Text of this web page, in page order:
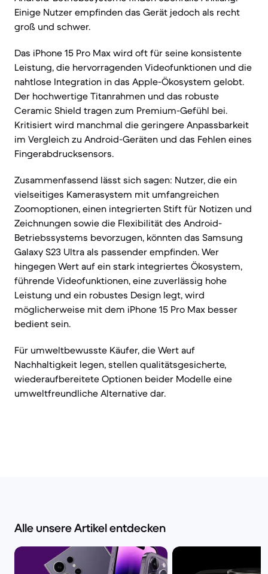
Einige Nutzer empfinden das Gerät jedoch als recht
groß und schwer.
Das iPhone 15 Pro Max wird oft für seine konsistente
Leistung, die hervorragenden Videofunktionen und die
nahtlose Integration in das Apple-Ökosystem gelobt.
Der hochwertige Titanrahmen und das robuste
Ceramic Shield tragen zum Premium-Gefühl bei.
Kritisiert wird manchmal die geringere Anpassbarkeit
im Vergleich zu Android-Geräten und das Fehlen eines
Fingerabdrucksensors.
Zusammenfassend lässt sich sagen: Nutzer, die ein
vielseitiges Kamerasystem mit umfangreichen
Zoomoptionen, einen integrierten Stift für Notizen und
Zeichnungen sowie die Flexibilität des Android-
Betriebssystems bevorzugen, könnten das Samsung
Galaxy S23 Ultra als passender empfinden. Wer
hingegen Wert auf ein stark integriertes Ökosystem,
führende Videofunktionen, eine zuverlässig hohe
Leistung und ein robustes Design legt, wird
möglicherweise mit dem iPhone 15 Pro Max besser
bedient sein.
Für umweltbewusste Käufer, die Wert auf
Nachhaltigkeit legen, stellen qualitätsgesicherte,
wiederaufbereitete Optionen beider Modelle eine
umweltfreundliche Alternative dar.
Alle unsere Artikel entdecken